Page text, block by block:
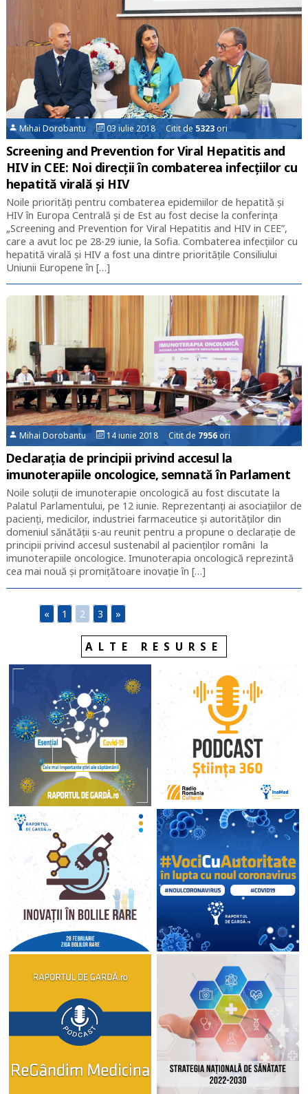
Mihai Dorobantu 03 iulie 2018 Citit de5323ori
Screening and Prevention for Viral Hepatitis and
HIV in CEE: Noi direcții în combaterea infecțiilor cu
hepatită virală și HIV
Noile priorități pentru combaterea epidemiilor de hepatită și
HIV în Europa Centrală și de Est au fost decise la conferința
„Screening and Prevention for Viral Hepatitis and HIV in CEE”,
care a avut loc pe 28-29 iunie, la Sofia. Combaterea infecțiilor cu
hepatită virală și HIV a fost una dintre prioritățile Consiliului
Uniunii Europene în […]
Mihai Dorobantu 14 iunie 2018 Citit de 7956ori
Declarația de principii privind accesul la
imunoterapiile oncologice, semnată în Parlament
Noile soluții de imunoterapie oncologică au fost discutate la
Palatul Parlamentului, pe 12 iunie. Reprezentanți ai asociațiilor de
pacienți, medicilor, industriei farmaceutice și autorităților din
domeniul sănătății s-au reunit pentru a propune o declarație de
principii privind accesul sustenabil al pacienților români la
imunoterapiile oncologice. Imunoterapia oncologică reprezintă
cea mai nouă și promițătoare inovație în […]
« 1 2 3 »
ALTE RESURSE